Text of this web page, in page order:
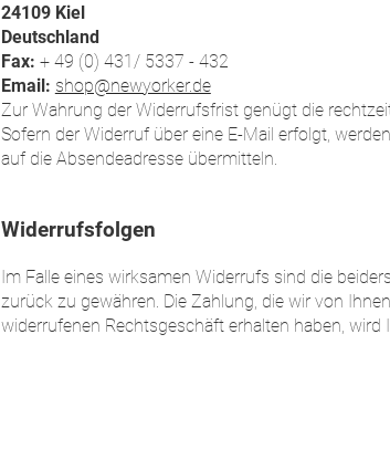
24109 Kiel
Deutschland
Fax: + 49 (0) 431/ 5337 - 432
Email: shop@newyorker.de
Zur Wahrung der Widerrufsfrist genügt die
Sofern der Widerruf über eine E-Mail erfolgt,
auf die Absendeadresse übermitteln.
Widerrufsfolgen
Im Falle eines wirksamen Widerrufs sind die
zurück zu gewähren. Die Zahlung, die wir von
widerrufenen Rechtsgeschäft erhalten haben, wird